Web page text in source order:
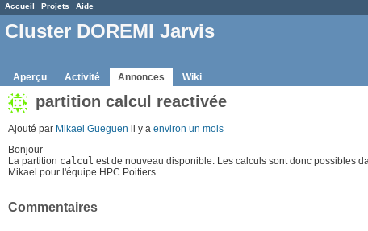
Accueil Projets Aide
Cluster DOREMI Jarvis
Aperçu Activité Annonces Wiki
partition calcul reactivée
Ajouté par Mikael Gueguen il y a environ un mois
Bonjour
La partition calcul est de nouveau disponible. Les calculs sont donc possibles
Mikael pour l'équipe HPC Poitiers
Commentaires